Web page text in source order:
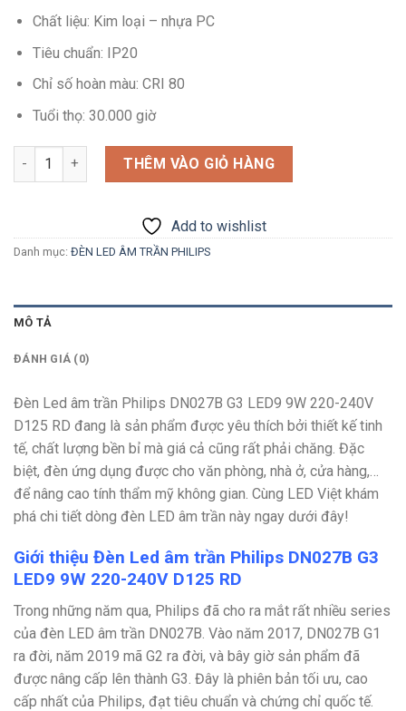
Chất liệu: Kim loại – nhựa PC
Tiêu chuẩn: IP20
Chỉ số hoàn màu: CRI 80
Tuổi thọ: 30.000 giờ
Số lượng THÊM VÀO GIỎ HÀNG
Add to wishlist
Danh mục: ĐÈN LED ÂM TRẦN PHILIPS
MÔ TẢ
ĐÁNH GIÁ (0)
Đèn Led âm trần Philips DN027B G3 LED9 9W 220-240V
D125 RD đang là sản phẩm được yêu thích bởi thiết kế tinh
tế, chất lượng bền bỉ mà giá cả cũng rất phải chăng. Đặc
biệt, đèn ứng dụng được cho văn phòng, nhà ở, cửa hàng,…
để nâng cao tính thẩm mỹ không gian. Cùng LED Việt khám
phá chi tiết dòng đèn LED âm trần này ngay dưới đây!
Giới thiệu Đèn Led âm trần Philips DN027B G3
LED9 9W 220-240V D125 RD
Trong những năm qua, Philips đã cho ra mắt rất nhiều series
của đèn LED âm trần DN027B. Vào năm 2017, DN027B G1
ra đời, năm 2019 mã G2 ra đời, và bây giờ sản phẩm đã
được nâng cấp lên thành G3. Đây là phiên bản tối ưu, cao
cấp nhất của Philips, đạt tiêu chuẩn và chứng chỉ quốc tế.